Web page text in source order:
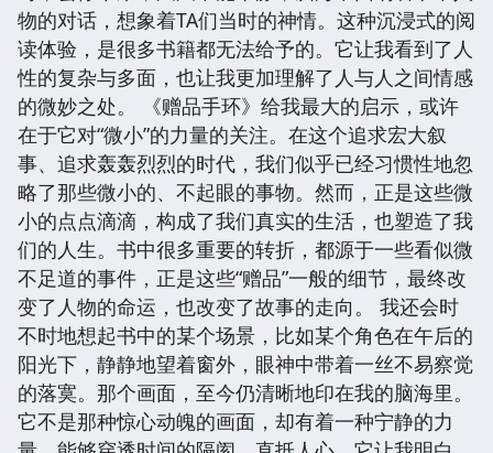
物的对话，想象着TA们当时的神情。这种沉浸式的阅
读体验，是很多书籍都无法给予的。它让我看到了人
性的复杂与多面，也让我更加理解了人与人之间情感
的微妙之处。 《赠品手环》给我最大的启示，或许
在于它对“微小”的力量的关注。在这个追求宏大叙
事、追求轰轰烈烈的时代，我们似乎已经习惯性地忽
略了那些微小的、不起眼的事物。然而，正是这些微
小的点点滴滴，构成了我们真实的生活，也塑造了我
们的人生。书中很多重要的转折，都源于一些看似微
不足道的事件，正是这些“赠品”一般的细节，最终改
变了人物的命运，也改变了故事的走向。 我还会时
不时地想起书中的某个场景，比如某个角色在午后的
阳光下，静静地望着窗外，眼神中带着一丝不易察觉
的落寞。那个画面，至今仍清晰地印在我的脑海里。
它不是那种惊心动魄的画面，却有着一种宁静的力